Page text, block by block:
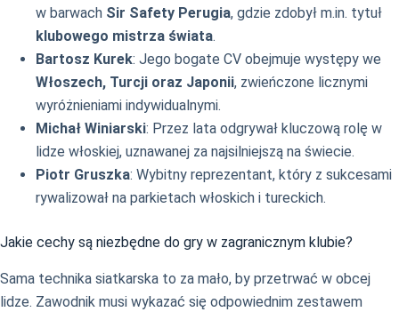
w barwach Sir Safety Perugia, gdzie zdobył m.in. tytuł
klubowego mistrza świata.
Bartosz Kurek: Jego bogate CV obejmuje występy we
Włoszech, Turcji oraz Japonii, zwieńczone licznymi
wyróżnieniami indywidualnymi.
Michał Winiarski: Przez lata odgrywał kluczową rolę w
lidze włoskiej, uznawanej za najsilniejszą na świecie.
Piotr Gruszka: Wybitny reprezentant, który z sukcesami
rywalizował na parkietach włoskich i tureckich.
Jakie cechy są niezbędne do gry w zagranicznym klubie?
Sama technika siatkarska to za mało, by przetrwać w obcej
lidze. Zawodnik musi wykazać się odpowiednim zestawem